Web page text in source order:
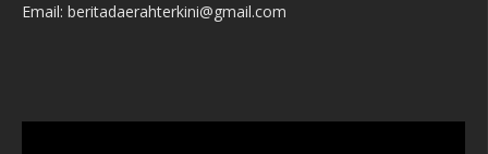
Email: beritadaerahterkini@gmail.com